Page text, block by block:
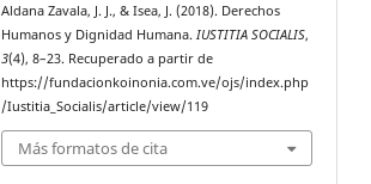
Aldana Zavala, J. J., & Isea, J. (2018). Derechos
Humanos y Dignidad Humana.IUSTITIA SOCIALIS,
3(4), 8–23. Recuperado a partir de
https://fundacionkoinonia.com.ve/ojs/index.php
/Iustitia_Socialis/article/view/119
Más formatos de cita